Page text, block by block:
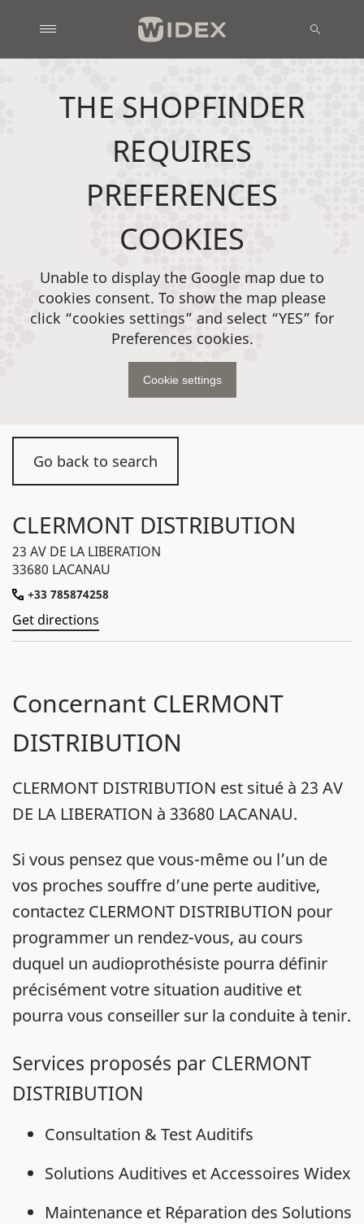
Go back to search
CLERMONT DISTRIBUTION
23 AV DE LA LIBERATION
33680 LACANAU
+33 785874258
Get directions
Concernant CLERMONT
DISTRIBUTION
CLERMONT DISTRIBUTION est situé à 23 AV
DE LA LIBERATION à 33680 LACANAU.
Si vous pensez que vous-même ou l’un de
vos proches souffre d’une perte auditive,
contactez CLERMONT DISTRIBUTION pour
programmer un rendez-vous, au cours
duquel un audioprothésiste pourra définir
précisément votre situation auditive et
pourra vous conseiller sur la conduite à tenir.
Services proposés par CLERMONT
DISTRIBUTION
Consultation & Test Auditifs
Solutions Auditives et Accessoires Widex
Maintenance et Réparation des Solutions
THE SHOPFINDER
REQUIRES
PREFERENCES
COOKIES
Unable to display the Google map due to
cookies consent. To show the map please
click “cookies settings” and select “YES” for
Preferences cookies.
Cookie settings